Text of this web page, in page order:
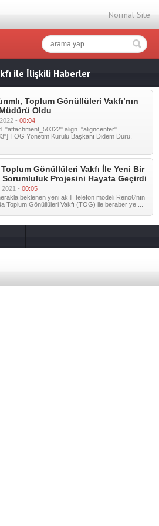
Normal Site
ile İlişkili Haberler
Toplum Gönüllüleri Vakfı’nın
Oldu
- 00:04
align="aligncenter"
TOG Yönetim Kurulu Başkanı Didem Duru,
Toplum Gönüllüleri Vakfı İle Yeni Bir
Sorumluluk Projesini Hayata Geçirdi
2021 - 00:05
beklenen yeni akıllı telefon modeli Reno6'nın
Toplum Gönüllüleri Vakfı (TOG) ile beraber ye ...